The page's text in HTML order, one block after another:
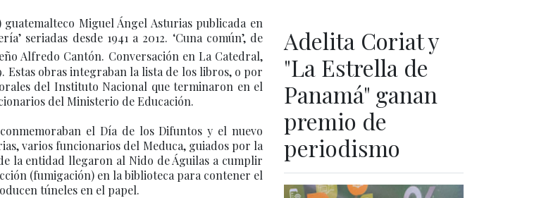
Miguel Ángel Asturias publicada en
seriadas desde 1941 a 2012. ‘Cuna común’, de
Alfredo Cantón. Conversación en La Catedral,
Estas obras integraban la lista de los libros, o por
del Instituto Nacional que terminaron en el
del Ministerio de Educación.
el Día de los Difuntos y el nuevo
varios funcionarios del Meduca, guiados por la
la entidad llegaron al Nido de Águilas a cumplir
(fumigación) en la biblioteca para contener el
túneles en el papel.
Adelita Coriat y
"La Estrella de
Panamá" ganan
premio de
periodismo